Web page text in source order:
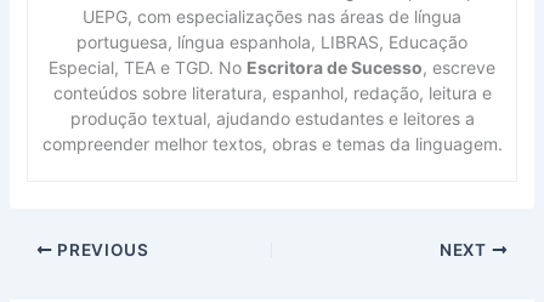
UEPG, com especializações nas áreas de língua
portuguesa, língua espanhola, LIBRAS, Educação
Especial, TEA e TGD. No Escritora de Sucesso, escreve
conteúdos sobre literatura, espanhol, redação, leitura e
produção textual, ajudando estudantes e leitores a
compreender melhor textos, obras e temas da linguagem.
PREVIOUS NEXT